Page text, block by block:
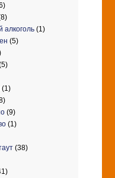
алкоголь (1)
(5)
(1)
(9)
(1)
(38)